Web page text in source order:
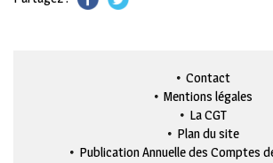
Contact
Mentions légales
La CGT
Plan du site
Publication Annuelle des Comptes